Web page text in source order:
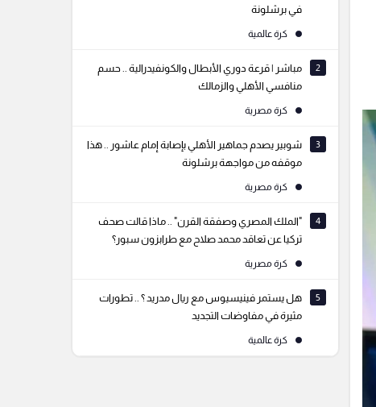
في برشلونة
كرة عالمية
2
مباشر | قرعة دوري الأبطال والكونفيدرالية .. حسم
منافسي الأهلي والزمالك
كرة مصرية
3
شوبير يصدم جماهير الأهلي بإصابة إمام عاشور .. هذا
موقفه من مواجهة برشلونة
كرة مصرية
4
"الملك المصري وصفقة القرن" .. ماذا قالت صحف
تركيا عن تعاقد محمد صلاح مع طرابزون سبور؟
كرة مصرية
5
هل يستمر فينيسيوس مع ريال مدريد ؟ .. تطورات
مثيرة في مفاوضات التجديد
كرة عالمية